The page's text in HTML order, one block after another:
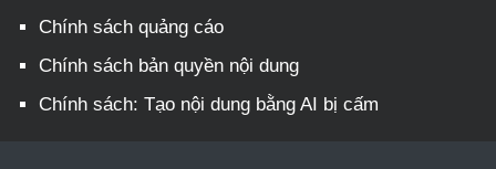
Chính sách quảng cáo
Chính sách bản quyền nội dung
Chính sách: Tạo nội dung bằng AI bị cấm